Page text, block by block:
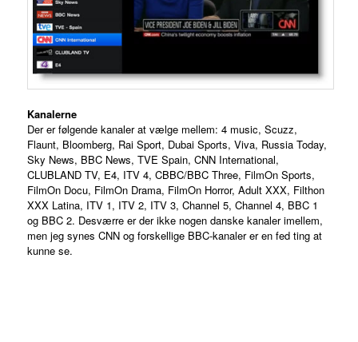
Kanalerne
Der er følgende kanaler at vælge mellem: 4 music, Scuzz,
Flaunt, Bloomberg, Rai Sport, Dubai Sports, Viva, Russia Today,
Sky News, BBC News, TVE Spain, CNN International,
CLUBLAND TV, E4, ITV 4, CBBC/BBC Three, FilmOn Sports,
FilmOn Docu, FilmOn Drama, FilmOn Horror, Adult XXX, Filthon
XXX Latina, ITV 1, ITV 2, ITV 3, Channel 5, Channel 4, BBC 1
og BBC 2. Desværre er der ikke nogen danske kanaler imellem,
men jeg synes CNN og forskellige BBC-kanaler er en fed ting at
kunne se.